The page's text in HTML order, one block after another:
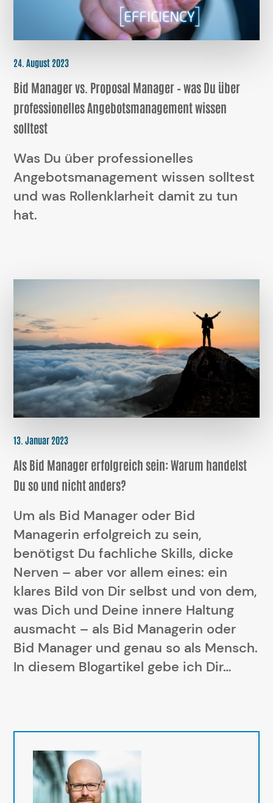
24. August 2023
Bid Manager vs. Proposal Manager – was Du über
professionelles Angebotsmanagement wissen
solltest
Was Du über professionelles
Angebotsmanagement wissen solltest
und was Rollenklarheit damit zu tun
hat.
13. Januar 2023
Als Bid Manager erfolgreich sein: Warum handelst
Du so und nicht anders?
Um als Bid Manager oder Bid
Managerin erfolgreich zu sein,
benötigst Du fachliche Skills, dicke
Nerven – aber vor allem eines: ein
klares Bild von Dir selbst und von dem,
was Dich und Deine innere Haltung
ausmacht – als Bid Managerin oder
Bid Manager und genau so als Mensch.
In diesem Blogartikel gebe ich Dir…